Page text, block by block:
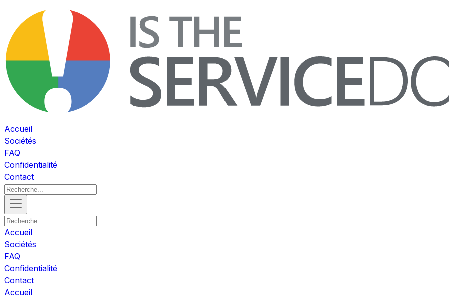
Accueil
Sociétés
FAQ
Confidentialité
Contact
Accueil
Sociétés
FAQ
Confidentialité
Contact
Accueil